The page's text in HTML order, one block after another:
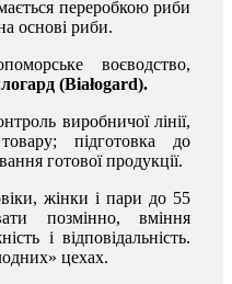
переробкою риби
основі риби.
воєводство,
(Białogard).
виробничої лінії,
підготовка до
готової продукції.
жінки і пари до 55
позмінно, вміння
і відповідальність.
цехах.